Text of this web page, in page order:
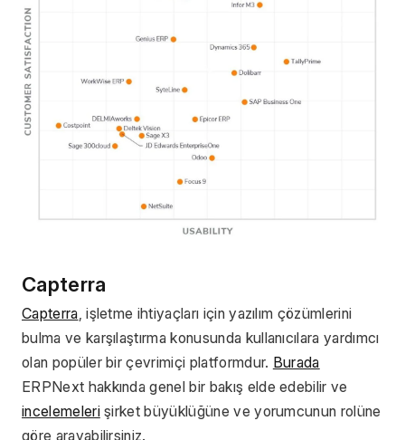
Capterra
Capterra , işletme ihtiyaçları için yazılım çözümlerini
bulma ve karşılaştırma konusunda kullanıcılara yardımcı
olan popüler bir çevrimiçi platformdur. Burada
incelemeleri şirket büyüklüğüne ve yorumcunun rolüne
göre arayabilirsiniz.